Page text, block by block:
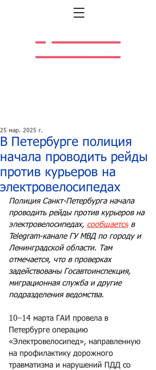
В Петербурге полиция
начала проводить рейды
против курьеров на
электровелосипедах
25 мар. 2025 г.
Полиция Санкт-Петербурга начала
проводить рейды против курьеров на
электровелосипедах, сообщается в
Telegram-канале ГУ МВД по городу и
Ленинградской области. Там
отмечается, что в проверках
задействованы Госавтоинспекция,
миграционная служба и другие
подразделения ведомства.
10–14 марта ГАИ провела в
Петербурге операцию
«Электровелосипед», направленную
на профилактику дорожного
травматизма и нарушений ПДД со